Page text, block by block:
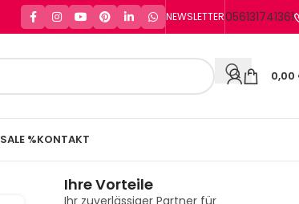
NEWSLETTER056131741361
0,00
SALE %KONTAKT
Ihre Vorteile
Ihr zuverlässiger Partner für